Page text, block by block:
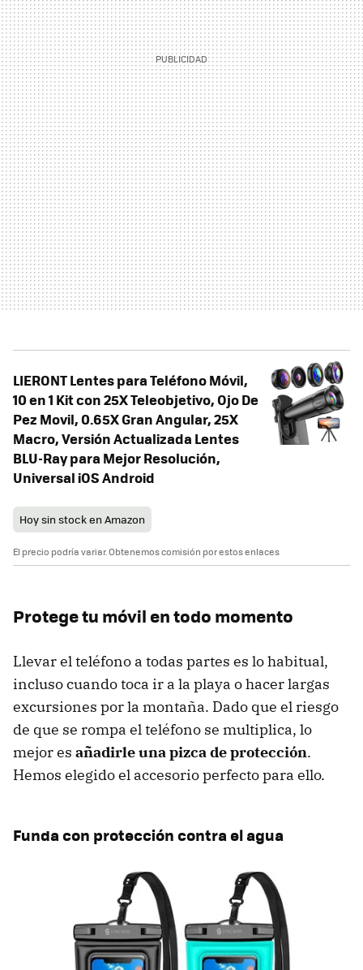
LIERONT Lentes para Teléfono Móvil,
10 en 1 Kit con 25X Teleobjetivo, Ojo De
Pez Movil, 0.65X Gran Angular, 25X
Macro, Versión Actualizada Lentes
BLU-Ray para Mejor Resolución,
Universal iOS Android
Hoy sin stock en Amazon
El precio podría variar. Obtenemos comisión por estos enlaces
Protege tu móvil en todo momento
Llevar el teléfono a todas partes es lo habitual,
incluso cuando toca ir a la playa o hacer largas
excursiones por la montaña. Dado que el riesgo
de que se rompa el teléfono se multiplica, lo
mejor es añadirle una pizca de protección.
Hemos elegido el accesorio perfecto para ello.
Funda con protección contra el agua